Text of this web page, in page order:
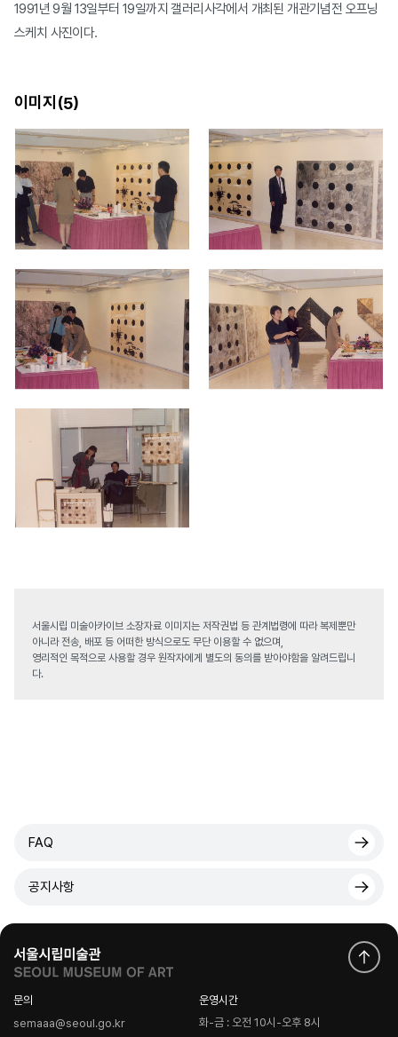
1991년 9월 13일부터 19일까지 갤러리사각에서 개최된 개관기념전 오프닝
스케치 사진이다.
이미지(5)
서울시립 미술아카이브 소장자료 이미지는 저작권법 등 관계법령에 따라 복제뿐만
아니라 전송, 배포 등 어떠한 방식으로도 무단 이용할 수 없으며,
영리적인 목적으로 사용할 경우 원작자에게 별도의 동의를 받아야함을 알려드립니
다.
FAQ
공지사항
문의
semaaa@seoul.go.kr
운영시간
화-금 : 오전 10시-오후 8시